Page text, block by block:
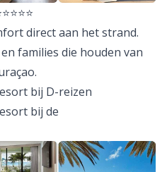
direct aan het strand.
families die houden van
bij D-reizen
bij de